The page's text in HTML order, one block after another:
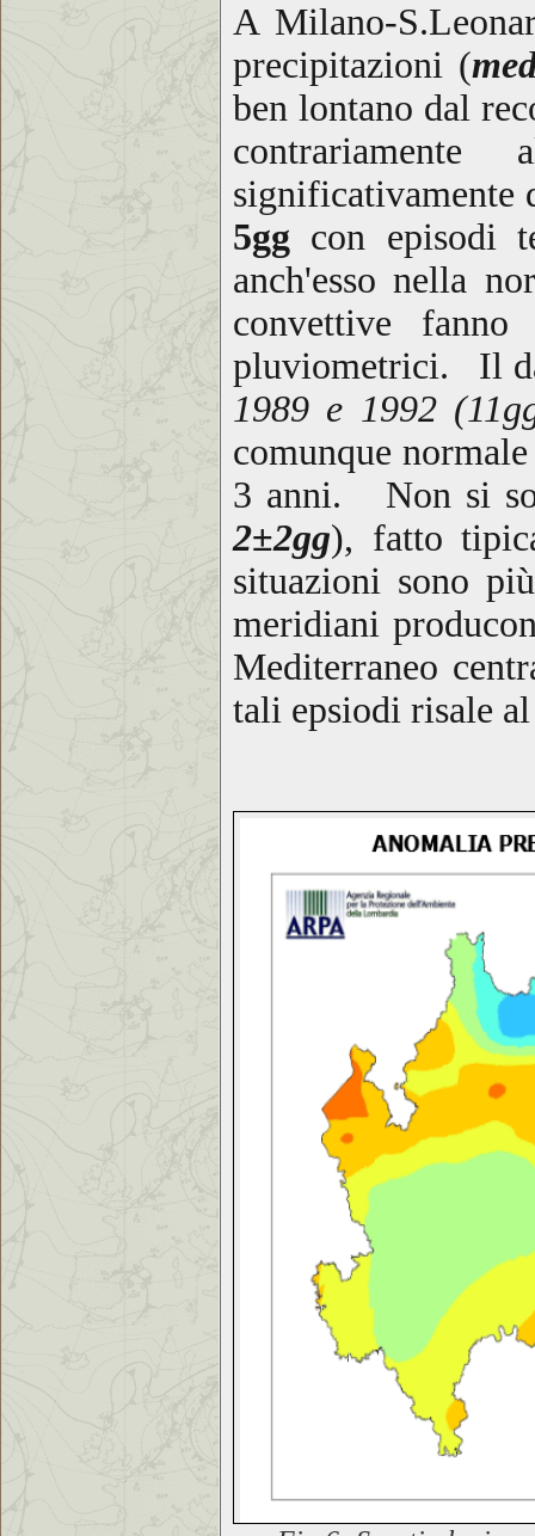
A Milano-
precipitazioni (
ben lontano dal
significativamente
5gg con episodi
anch'esso nella
convettive
pluviometrici. Il
1989 e 1992
comunque
3 anni. Non si
2±2gg), fatto
situazioni sono
meridiani
Mediterraneo
tali epsiodi risale